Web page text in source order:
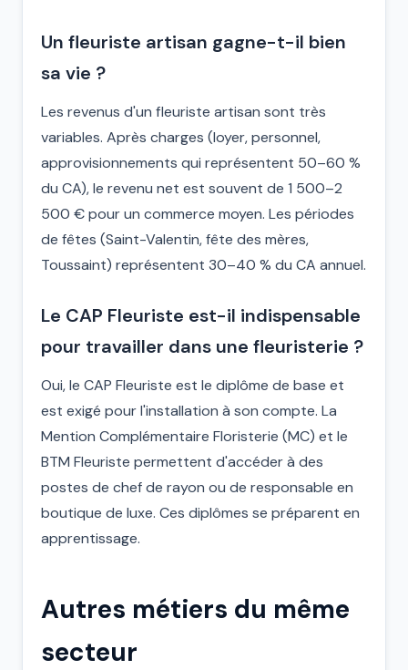
Un fleuriste artisan gagne-t-il bien
sa vie ?
Les revenus d'un fleuriste artisan sont très
variables. Après charges (loyer, personnel,
approvisionnements qui représentent 50–60 %
du CA), le revenu net est souvent de 1 500–2
500 € pour un commerce moyen. Les périodes
de fêtes (Saint-Valentin, fête des mères,
Toussaint) représentent 30–40 % du CA annuel.
Le CAP Fleuriste est-il indispensable
pour travailler dans une fleuristerie ?
Oui, le CAP Fleuriste est le diplôme de base et
est exigé pour l'installation à son compte. La
Mention Complémentaire Floristerie (MC) et le
BTM Fleuriste permettent d'accéder à des
postes de chef de rayon ou de responsable en
boutique de luxe. Ces diplômes se préparent en
apprentissage.
Autres métiers du même
secteur